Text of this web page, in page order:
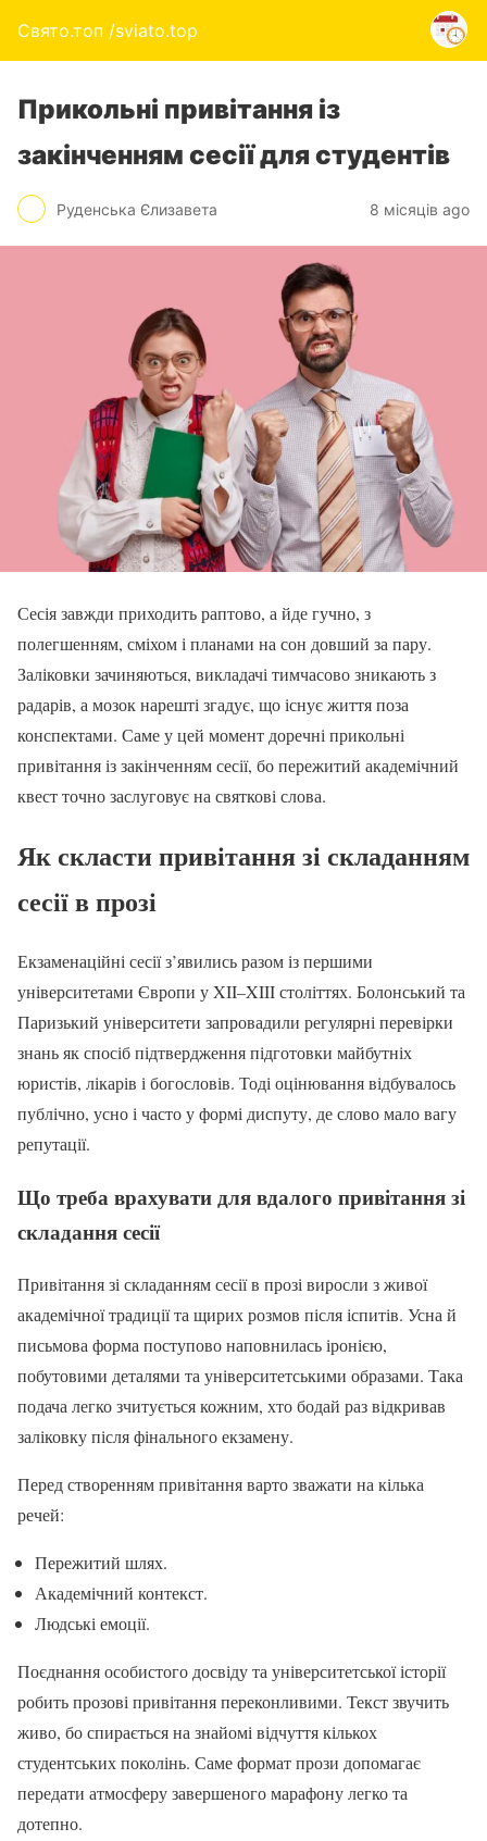
Свято.топ /sviato.top
Прикольні привітання із
закінченням сесії для студентів
Руденська Єлизавета 8 місяців ago
Сесія завжди приходить раптово, а йде гучно, з
полегшенням, сміхом і планами на сон довший за пару.
Заліковки зачиняються, викладачі тимчасово зникають з
радарів, а мозок нарешті згадує, що існує життя поза
конспектами. Саме у цей момент доречні прикольні
привітання із закінченням сесії, бо пережитий академічний
квест точно заслуговує на святкові слова.
Як скласти привітання зі складанням
сесії в прозі
Екзаменаційні сесії з’явились разом із першими
університетами Європи у XII–XIII століттях. Болонський та
Паризький університети запровадили регулярні перевірки
знань як спосіб підтвердження підготовки майбутніх
юристів, лікарів і богословів. Тоді оцінювання відбувалось
публічно, усно і часто у формі диспуту, де слово мало вагу
репутації.
Що треба врахувати для вдалого привітання зі
складання сесії
Привітання зі складанням сесії в прозі виросли з живої
академічної традиції та щирих розмов після іспитів. Усна й
письмова форма поступово наповнилась іронією,
побутовими деталями та університетськими образами. Така
подача легко зчитується кожним, хто бодай раз відкривав
заліковку після фінального екзамену.
Перед створенням привітання варто зважати на кілька
речей:
Пережитий шлях.
Академічний контекст.
Людські емоції.
Поєднання особистого досвіду та університетської історії
робить прозові привітання переконливими. Текст звучить
живо, бо спирається на знайомі відчуття кількох
студентських поколінь. Саме формат прози допомагає
передати атмосферу завершеного марафону легко та
дотепно.